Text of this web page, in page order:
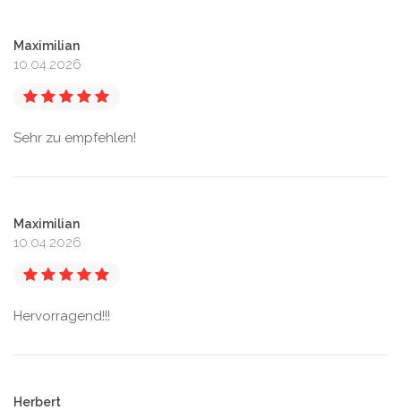
Maximilian
10.04.2026
Sehr zu empfehlen!
Maximilian
10.04.2026
Hervorragend!!!
Herbert